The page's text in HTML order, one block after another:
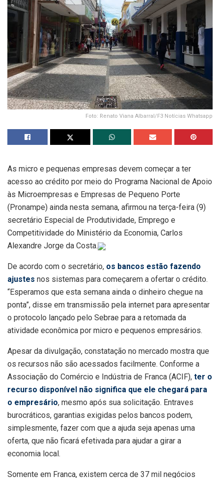
Foto: Renato Viana Albarral/F3 Notícias Whatsapp
As micro e pequenas empresas devem começar a ter
acesso ao crédito por meio do Programa Nacional de Apoio
às Microempresas e Empresas de Pequeno Porte
(Pronampe) ainda nesta semana, afirmou na terça-feira (9)
secretário Especial de Produtividade, Emprego e
Competitividade do Ministério da Economia, Carlos
Alexandre Jorge da Costa.
De acordo com o secretário, os bancos estão fazendo
ajustes nos sistemas para começarem a ofertar o crédito.
“Esperamos que esta semana ainda o dinheiro chegue na
ponta”, disse em transmissão pela internet para apresentar
o protocolo lançado pelo Sebrae para a retomada da
atividade econômica por micro e pequenos empresários.
Apesar da divulgação, constatação no mercado mostra que
os recursos não são acessados facilmente. Conforme a
Associação do Comércio e Indústria de Franca (ACIF), ter o
recurso disponível não significa que ele chegará para
o empresário, mesmo após sua solicitação. Entraves
burocráticos, garantias exigidas pelos bancos podem,
simplesmente, fazer com que a ajuda seja apenas uma
oferta, que não ficará efetivada para ajudar a girar a
economia local.
Somente em Franca, existem cerca de 37 mil negócios